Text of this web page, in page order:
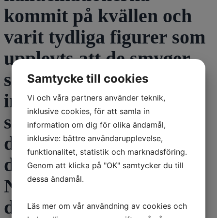
kommit på kvällen och
varit tydliga figurer som
upplevts att de smyger
sig på bakifrån. Jag är
inte rädd men det är lite
störande. Beror det på
doseringen eller den
degenerativa processen?
Något som kan dämpa
det hela?
Samtycke till cookies
Vi och våra partners använder teknik,
inklusive cookies, för att samla in
information om dig för olika ändamål,
inklusive: bättre användarupplevelse,
funktionalitet, statistik och marknadsföring.
Genom att klicka på "OK" samtycker du till
dessa ändamål.
Läs mer om vår användning av cookies och